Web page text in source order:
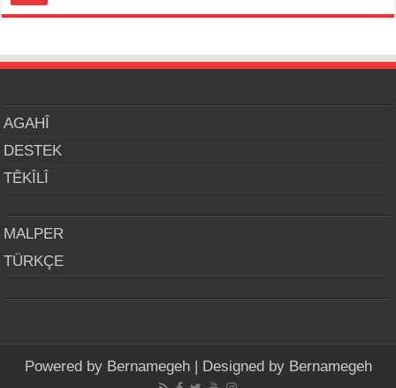
AGAHÎ
DESTEK
TÊKÎLÎ
MALPER
TÜRKÇE
Powered by Bernamegeh| Designed by Bernamegeh